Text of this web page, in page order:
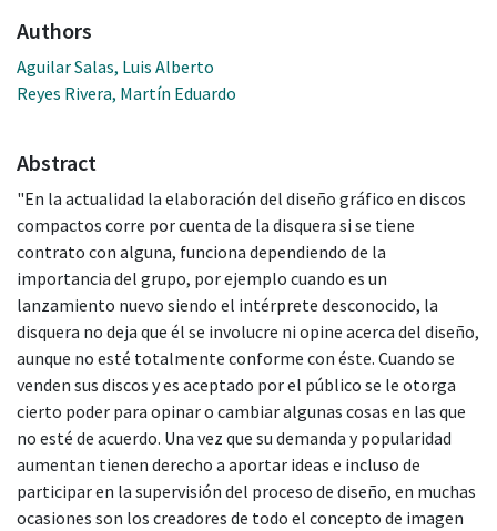
Authors
Aguilar Salas, Luis Alberto
Reyes Rivera, Martín Eduardo
Abstract
"En la actualidad la elaboración del diseño gráfico en discos
compactos corre por cuenta de la disquera si se tiene
contrato con alguna, funciona dependiendo de la
importancia del grupo, por ejemplo cuando es un
lanzamiento nuevo siendo el intérprete desconocido, la
disquera no deja que él se involucre ni opine acerca del diseño,
aunque no esté totalmente conforme con éste. Cuando se
venden sus discos y es aceptado por el público se le otorga
cierto poder para opinar o cambiar algunas cosas en las que
no esté de acuerdo. Una vez que su demanda y popularidad
aumentan tienen derecho a aportar ideas e incluso de
participar en la supervisión del proceso de diseño, en muchas
ocasiones son los creadores de todo el concepto de imagen